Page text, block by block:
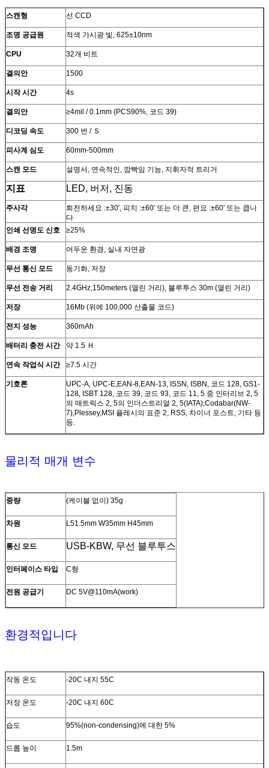
스캔형 선 CCD
조명 공급원 적색 가시광 빛, 625±10nm
CPU 32개 비트
결의안 1500
시작 시간 4s
결의안 ≥4mil / 0.1mm (PCS90%, 코드 39)
디코딩 속도 300 번 / Ｓ
피사계 심도 60mm-500mm
스캔 모드 설명서, 연속적인, 깜빡임 기능, 지휘자적 트리거
지표 LED, 버저, 진동
주사각
회전하세요 :±30', 피치 :±60' 또는 더 큰, 편요 :±60' 또는 큽니
다
인쇄 선명도 신호
≥25%
배경 조명 어두운 환경, 실내 자연광
무선 통신 모드 동기화, 저장
무선 전송 거리 2.4GHz,150meters (열린 거리), 블루투스 30m (열린 거리)
저장 16Mb (위에 100,000 산출물 코드)
전지 성능 360mAh
배터리 충전 시간 약 1.5 Ｈ
연속 작업식 시간 ≥7.5 시간
기호론
UPC-A, UPC-E,EAN-8,EAN-13, ISSN, ISBN, 코드 128, GS1-
128, ISBT 128, 코드 39, 코드 93, 코드 11, 5 중 인터리브 2, 5
의 매트릭스 2, 5의 인더스트리얼 2, 5(IATA),Codabar(NW-
7),Plessey,MSI 플레시의 표준 2, RSS, 차이너 포스트, 기타 등
등.
물리적 매개 변수
중량 (케이블 없이) 35g
차원 L51.5mm W35mm H45mm
통신 모드 USB-KBW, 무선 블루투스
인터페이스 타입 C형
전원 공급기 DC 5V@110mA(work)
환경적입니다
작동 온도 -20C 내지 55C
저장 온도 -20C 내지 60C
습도 95%(non-condensing)에 대한 5%
드롭 높이 1.5m